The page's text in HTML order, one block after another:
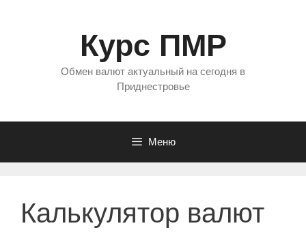
Курс ПМР
Обмен валют актуальный на сегодня в
Приднестровье
Меню
Калькулятор валют